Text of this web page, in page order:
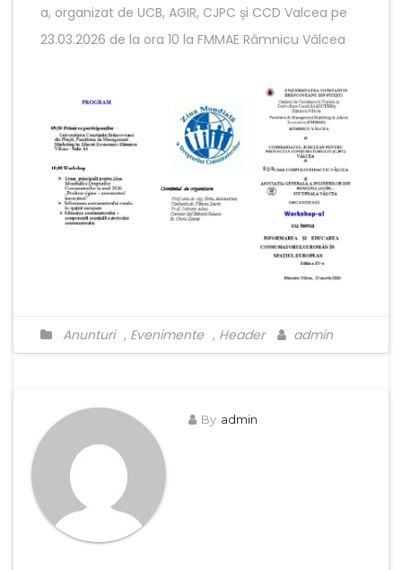
a, organizat de UCB, AGIR, CJPC și CCD Valcea pe
23.03.2026 de la ora 10 la FMMAE Râmnicu Vâlcea
Anunturi , Evenimente , Header admin
By admin